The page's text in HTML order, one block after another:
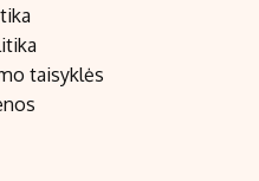
taisyklės